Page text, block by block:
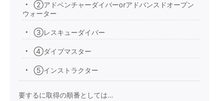
②アドベンチャーダイバーorアドバンスドオープン
ウォーター
③レスキューダイバー
④ダイブマスター
⑤インストラクター
要するに取得の順番としては…